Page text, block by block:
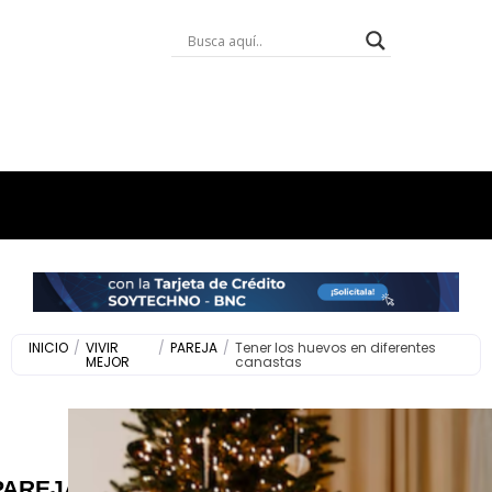
INICIO / VIVIR
MEJOR
/ PAREJA / Tener los huevos en diferentes
canastas